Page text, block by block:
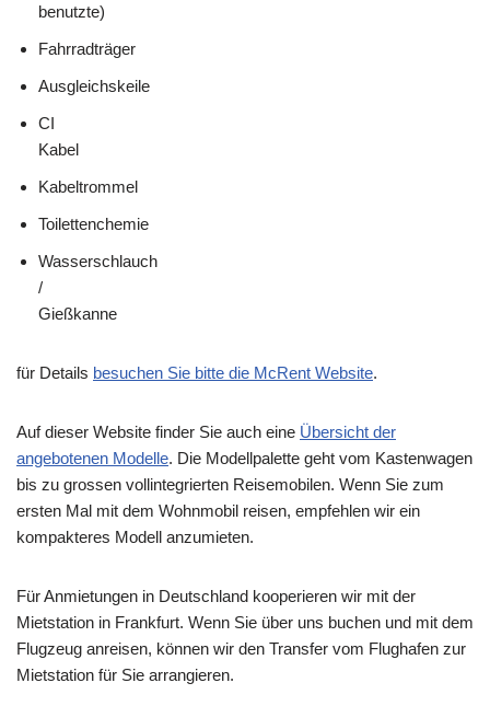
benutzte)
Fahrradträger
Ausgleichskeile
CI
Kabel
Kabeltrommel
Toilettenchemie
Wasserschlauch
/
Gießkanne
für Details besuchen Sie bitte die McRent Website.
Auf dieser Website finder Sie auch eine Übersicht der
angebotenen Modelle. Die Modellpalette geht vom Kastenwagen
bis zu grossen vollintegrierten Reisemobilen. Wenn Sie zum
ersten Mal mit dem Wohnmobil reisen, empfehlen wir ein
kompakteres Modell anzumieten.
Für Anmietungen in Deutschland kooperieren wir mit der
Mietstation in Frankfurt. Wenn Sie über uns buchen und mit dem
Flugzeug anreisen, können wir den Transfer vom Flughafen zur
Mietstation für Sie arrangieren.